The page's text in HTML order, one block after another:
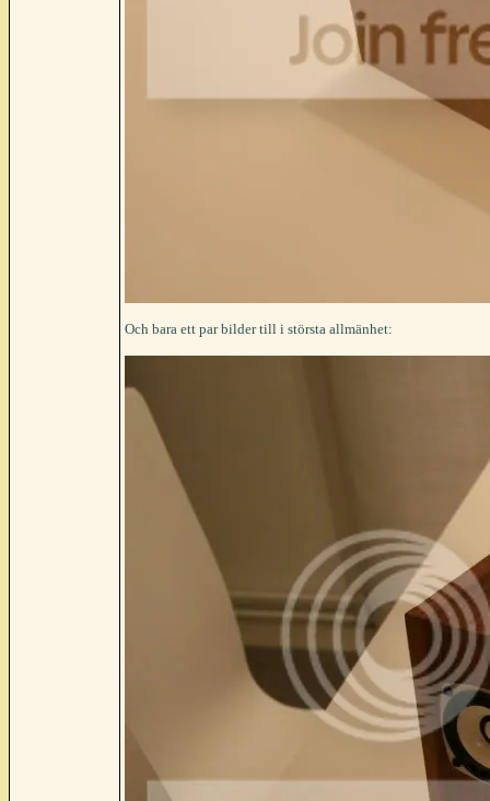
Och bara ett par bilder till i största allmänhet: